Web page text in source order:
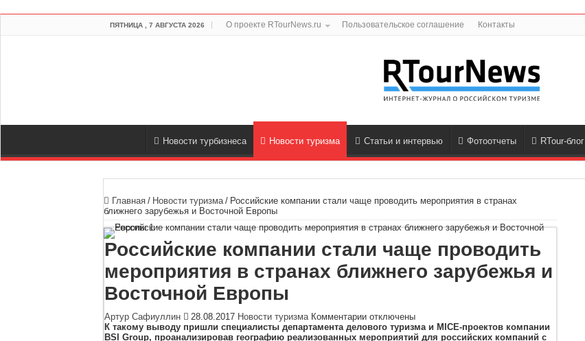
ПЯТНИЦА , 7 АВГУСТА 2026 О проекте RTourNews.ru Пользовательское соглашение Контакты
Новости турбизнеса Новости туризма Статьи и интервью Фотоотчеты RTour-блог
Главная / Новости туризма / Российские компании стали чаще проводить мероприятия в странах
ближнего зарубежья и Восточной Европы
Российские компании стали чаще проводить
мероприятия в странах ближнего зарубежья и
Восточной Европы
Артур Сафиуллин 28.08.2017 Новости туризма Комментариик
записи
Российские
отключены
К такому выводу пришли специалисты департамента делового туризма и MICE-проектов компании
BSI Group, проанализировав географию реализованных мероприятий для российских компаний с